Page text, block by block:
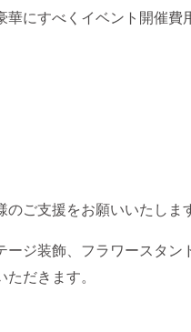
にすべくイベント開催費
ご支援をお願いいたしま
ジ装飾、フラワースタン
だきます。